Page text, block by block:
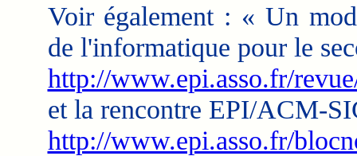
Voir également : « Un
de l'informatique pour le
http://www.epi.asso.fr/
et la rencontre EPI/ACM-
http://www.epi.asso.fr/